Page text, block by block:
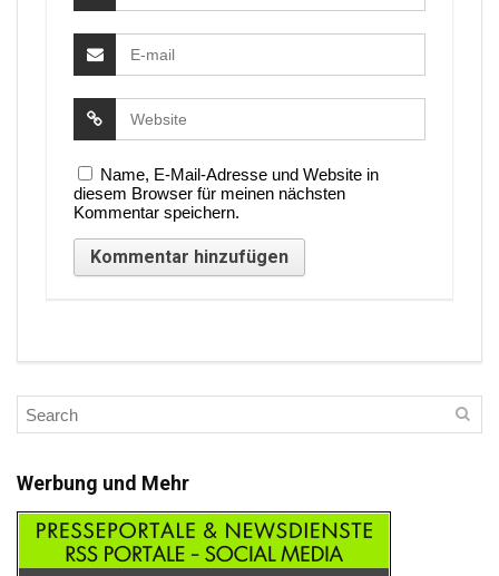
Name, E-Mail-Adresse und Website in
diesem Browser für meinen nächsten
Kommentar speichern.
Werbung und Mehr